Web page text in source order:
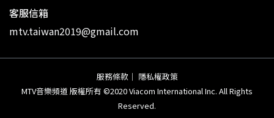
客服信箱
mtv.taiwan2019@gmail.com
服務條款 ｜ 隱私權政策
MTV音樂頻道 版權所有 ©2020 Viacom International Inc. All Rights
Reserved.